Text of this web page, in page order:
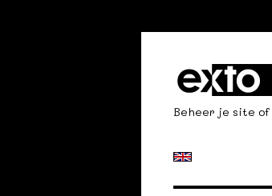
Beheer je site of